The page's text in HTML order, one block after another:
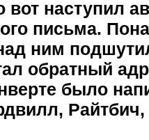
наступил
письма.
ним
обратный
было